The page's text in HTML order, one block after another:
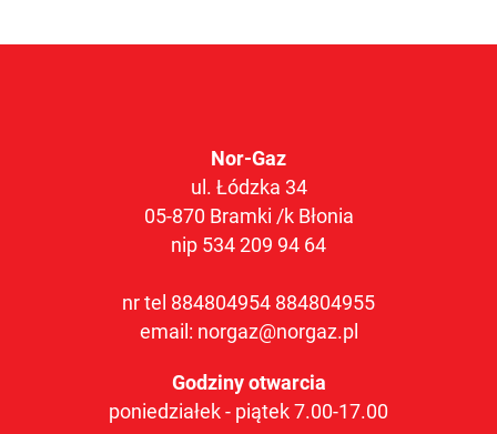
Nor-Gaz
ul. Łódzka 34
05-870 Bramki /k Błonia
nip 534 209 94 64
nr tel 884804954 884804955
email: norgaz@norgaz.pl
Godziny otwarcia
poniedziałek - piątek 7.00-17.00